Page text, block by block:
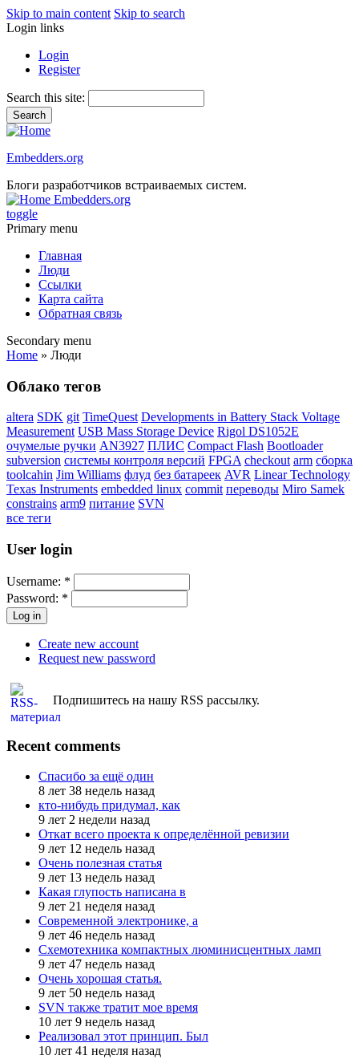
Skip to main content Skip to search
Login links
Login
Register
Search this site:
Embedders.org
Блоги разработчиков встраиваемых систем.
Embedders.org
toggle
Primary menu
Главная
Люди
Ссылки
Карта сайта
Обратная связь
Secondary menu
Home » Люди
Облако тегов
altera SDK git TimeQuest Developments in Battery Stack Voltage
Measurement USB Mass Storage Device Rigol DS1052E
очумелые ручки AN3927 ПЛИС Compact Flash Bootloader
subversion системы контроля версий FPGA checkout arm сборка
toolcahin Jim Williams флуд без батареек AVR Linear Technology
Texas Instruments embedded linux commit переводы Miro Samek
constrains arm9 питание SVN
все теги
User login
Username: *
Password: *
Create new account
Request new password
Подпишитесь на нашу RSS рассылку.
Recent comments
Спасибо за ещё один
8 лет 38 недель назад
кто-нибудь придумал, как
9 лет 2 недели назад
Откат всего проекта к определённой ревизии
9 лет 12 недель назад
Очень полезная статья
9 лет 13 недель назад
Какая глупость написана в
9 лет 21 неделя назад
Современной электронике, а
9 лет 46 недель назад
Схемотехника компактных люминисцентных ламп
9 лет 47 недель назад
Очень хорошая статья.
9 лет 50 недель назад
SVN также тратит мое время
10 лет 9 недель назад
Реализовал этот принцип. Был
10 лет 41 неделя назад